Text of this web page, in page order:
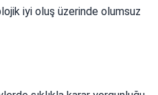
iyi oluş üzerinde olumsuz